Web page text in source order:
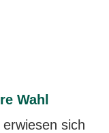
Wahl
sich